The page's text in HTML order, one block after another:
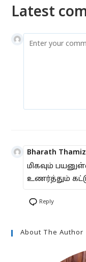
Latest
Bharath
மிகவும்
உணர்த்தும்
Reply
About The Author